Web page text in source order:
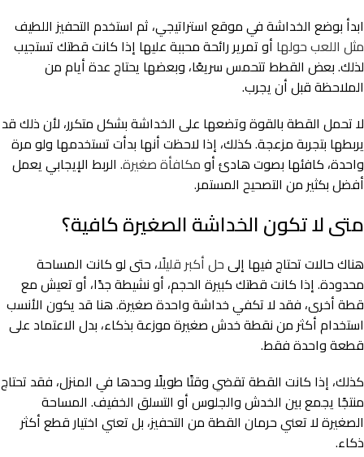
ابدأ بوضع الخداشة في موقع استراتيجي، ثم استخدم التحفيز اللطيف
مثل اللعب حولها أو تمرير رائحة محببة عليها إذا كانت قطتك تستجيب
لذلك. بعض القطط تتحمس سريعًا، وبعضها يحتاج عدة أيام من
الملاحظة قبل أن يجرب.
لا تحمل القطة بالقوة وتضعها على الخداشة بشكل متكرر، لأن ذلك قد
يربطها بتجربة مزعجة. كذلك، إذا لاحظت أنها بدأت تستخدمها ولو مرة
واحدة، كافئها بصوت هادئ أومكافأة صغيرة. الربط الإيجابي يعمل
أفضل بكثير من التصحيح المستمر.
متى لا تكون الخداشة الصغيرة كافية؟
هناك حالات تحتاج فيها إلىحل أكبر قليلًا، حتى لو كانت المساحة
محدودة. إذا كانت قطتك كبيرة الحجم، أو نشيطة جدًا، أو تعيش مع
قطة أخرى، فقد لا تكفي خداشة واحدة صغيرة. هنا قد يكون الأنسب
استخدام أكثر من نقطة خدش صغيرة موزعة بذكاء، بدل الاعتماد على
قطعة واحدة فقط.
كذلك، إذا كانت القطة تقضي وقتًا طويلًا وحدها في المنزل، فقد تحتاج
منتجًا يجمع بين الخدش والجلوس أو التسلق الخفيف. المساحة
الصغيرة لا تعني حرمان القطة من التحفيز، بل تعني اختيار قطع أكثر
ذكاء.